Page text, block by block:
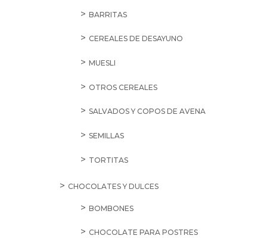
BARRITAS
CEREALES DE DESAYUNO
MUESLI
OTROS CEREALES
SALVADOS Y COPOS DE AVENA
SEMILLAS
TORTITAS
CHOCOLATES Y DULCES
BOMBONES
CHOCOLATE PARA POSTRES